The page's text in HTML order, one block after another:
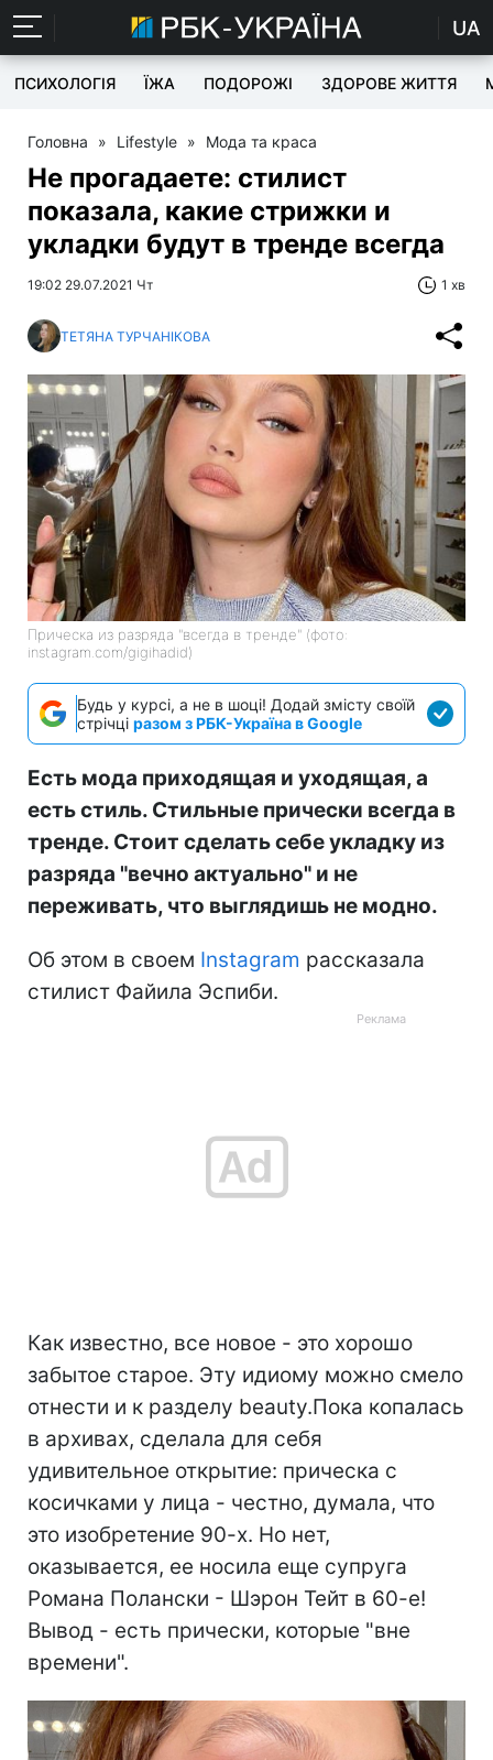
UA
ПСИХОЛОГІЯ ЇЖА ПОДОРОЖІ ЗДОРОВЕ ЖИТТЯ
Головна » Lifestyle » Мода та краса
Не прогадаете: стилист
показала, какие стрижки и
укладки будут в тренде всегда
19:02 29.07.2021 Чт 1 хв
ТЕТЯНА ТУРЧАНІКОВА
Прическа из разряда "всегда в тренде" (фото:
instagram.com/gigihadid)
Будь у курсі, а не в шоці! Додай змісту своїй
стрічці разом з РБК-Україна в Google
Есть мода приходящая и уходящая, а
есть стиль. Стильные прически всегда в
тренде. Стоит сделать себе укладку из
разряда "вечно актуально" и не
переживать, что выглядишь не модно.
Об этом в своем Instagram рассказала
стилист Файила Эспиби.
Как известно, все новое - это хорошо
забытое старое. Эту идиому можно смело
отнести и к разделу beauty.Пока копалась
в архивах, сделала для себя
удивительное открытие: прическа с
косичками у лица - честно, думала, что
это изобретение 90-х. Но нет,
оказывается, ее носила еще супруга
Романа Полански - Шэрон Тейт в 60-е!
Вывод - есть прически, которые "вне
времени".